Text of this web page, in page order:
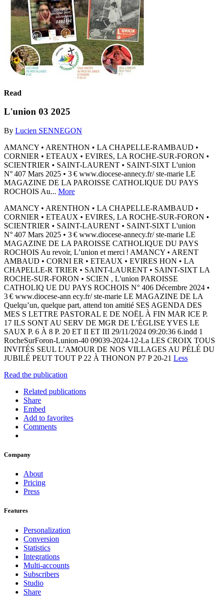
Read
L'union 03 2025
By Lucien SENNEGON
AMANCY • ARENTHON • LA CHAPELLE-RAMBAUD •
CORNIER • ETEAUX • EVIRES, LA ROCHE-SUR-FORON •
SCIENTRIER • SAINT-LAURENT • SAINT-SIXT L'union
N° 407 Mars 2025 • 3 € www.diocese-annecy.fr/ ste-marie LE
MAGAZINE DE LA PAROISSE CATHOLIQUE DU PAYS
ROCHOIS Au... More
AMANCY • ARENTHON • LA CHAPELLE-RAMBAUD •
CORNIER • ETEAUX • EVIRES, LA ROCHE-SUR-FORON •
SCIENTRIER • SAINT-LAURENT • SAINT-SIXT L'union
N° 407 Mars 2025 • 3 € www.diocese-annecy.fr/ ste-marie LE
MAGAZINE DE LA PAROISSE CATHOLIQUE DU PAYS
ROCHOIS Au revoir, L’union et merci ! AMANCY • ARENT
AMBAUD • CORNI ER • ETEAUX • EVIRES HON • LA
CHAPELLE-R TRIER • SAINT-LAURENT • SAINT-SIXT LA
ROCHE-SUR-FORON • SCIEN , L'union PAROISSE
CATHOLIQ UE DU PAYS ROCHOIS N° 406 Décembre 2024 •
3 € www.diocese-ann ecy.fr/ ste-marie LE MAGAZINE DE LA
Quelqu’un, quelque part, attend ton amitié SES AGENDA DES
MES S LETTRE PASTORAL E DE NOËL À FIN MAR ICE P.
17 ILS SONT AU SERV DE MGR DE L’ÉGLISE YVES LE
SAUX P. 6 À 8 P. 20 ET II ET III 29/11/2024 09:20:36 6.indd 1
RocheSurForon-Lunion-40 09039-2024-12-La LES CROIX TOUS
INVITÉS SEUL L’AMOUR DE NOS VILLAGES AU PÉLÉ DU
JUBILÉ PEUT TOUT P 22 À THONON P7 P 20-21 Less
Read the publication
Related publications
Share
Embed
Add to favorites
Comments
Company
About
Pricing
Press
Features
Personalization
Conversion
Statistics
Integrations
Multi-accounts
Subscribers
Studio
Share